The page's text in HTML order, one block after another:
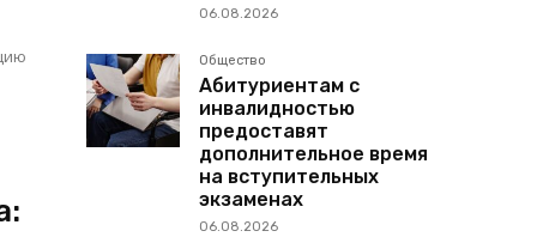
06.08.2026
Общество
Абитуриентам с
инвалидностью
предоставят
дополнительное время
на вступительных
экзаменах
06.08.2026